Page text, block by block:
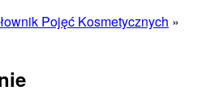
Pojęć Kosmetycznych »